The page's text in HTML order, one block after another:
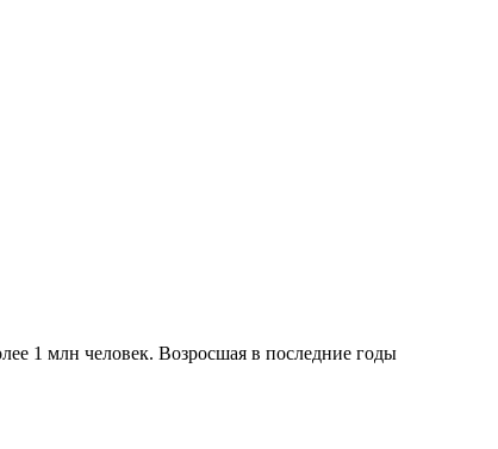
1 млн человек. Возросшая в последние годы